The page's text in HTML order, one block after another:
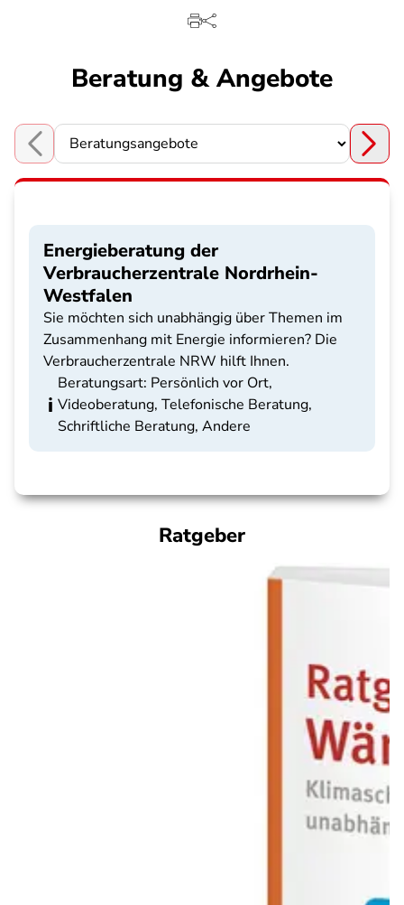
Beratung & Angebote
Choose a section
Energieberatung der
Verbraucherzentrale Nordrhein-
Westfalen
Sie möchten sich unabhängig über Themen im
Zusammenhang mit Energie informieren? Die
Verbraucherzentrale NRW hilft Ihnen.
Beratungsart: Persönlich vor Ort,
Videoberatung, Telefonische Beratung,
Schriftliche Beratung, Andere
Ratgeber